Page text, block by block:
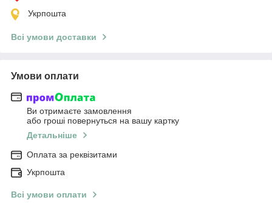
Укрпошта
Всі умови доставки
Умови оплати
Ви отримаєте замовлення
або гроші повернуться на вашу картку
Детальніше
Оплата за реквізитами
Укрпошта
Всі умови оплати